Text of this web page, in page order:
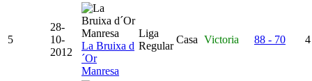
5
28-
10-
2012
La Bruixa d
´Or
Manresa
Liga
Regular
Casa Victoria 88 - 70